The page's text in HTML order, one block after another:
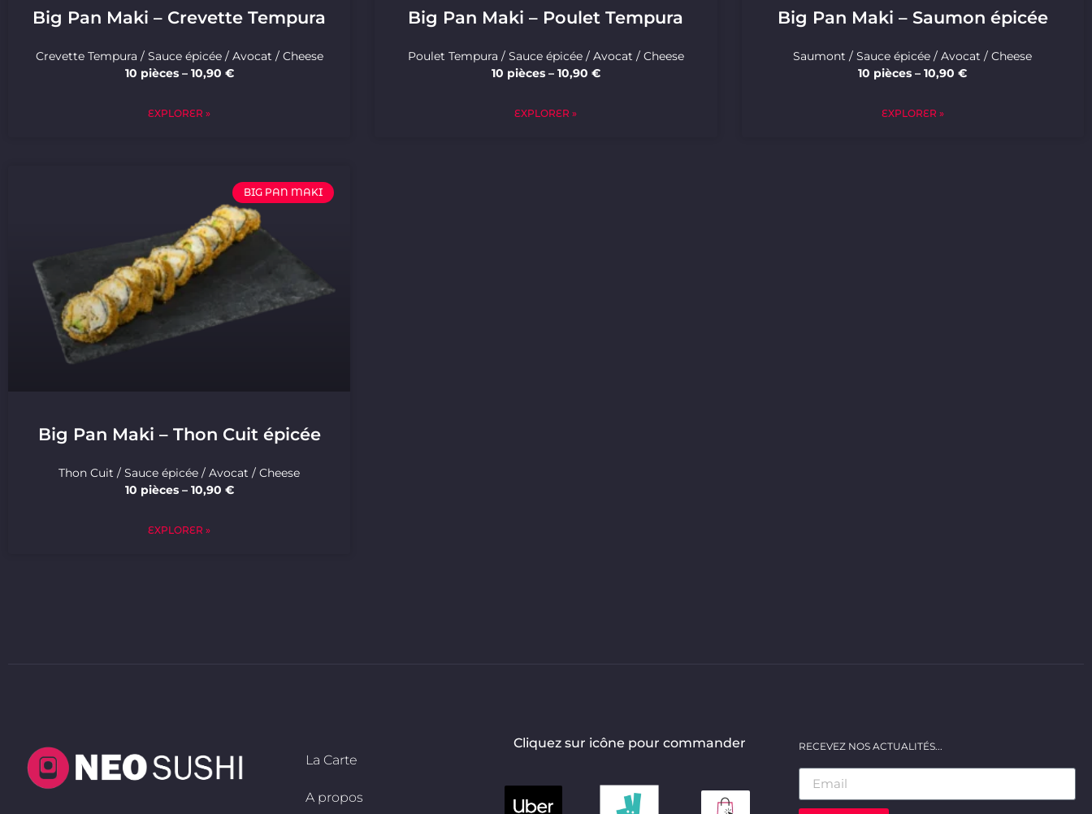
Big Pan Maki – Crevette Tempura
Crevette Tempura / Sauce épicée / Avocat / Cheese
10 pièces – 10,90 €
EXPLORER »
Big Pan Maki – Poulet Tempura
Poulet Tempura / Sauce épicée / Avocat / Cheese
10 pièces – 10,90 €
EXPLORER »
Big Pan Maki – Saumon épicée
Saumont / Sauce épicée / Avocat / Cheese
10 pièces – 10,90 €
EXPLORER »
BIG PAN MAKI
Big Pan Maki – Thon Cuit épicée
Thon Cuit / Sauce épicée / Avocat / Cheese
10 pièces – 10,90 €
EXPLORER »
La Carte
A propos
Cliquez sur icône pour commander RECEVEZ NOS ACTUALITÉS...